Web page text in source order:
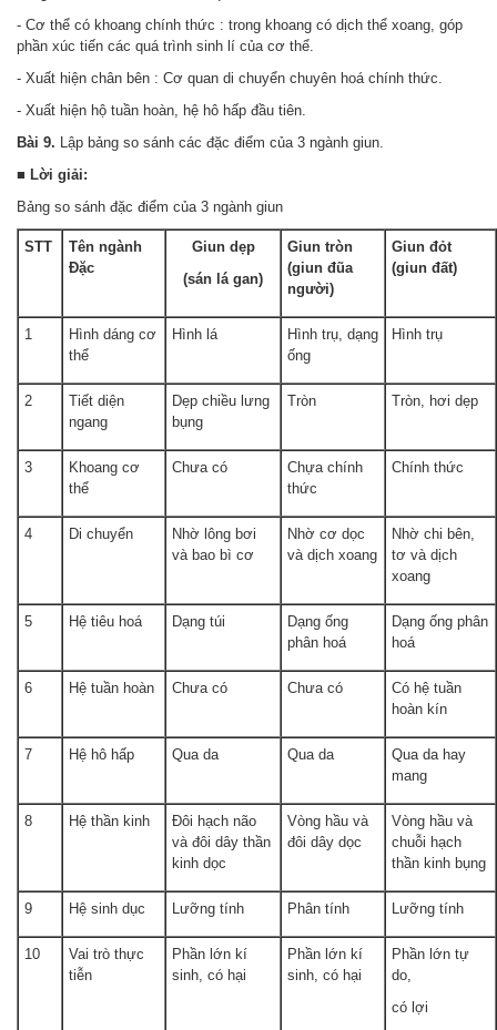
- Cơ thể có khoang chính thức : trong khoang có dịch thể xoang, góp
phần xúc tiến các quá trình sinh lí của cơ thể.
- Xuất hiện chân bên : Cơ quan di chuyển chuyên hoá chính thức.
- Xuất hiện hộ tuần hoàn, hệ hô hấp đầu tiên.
Bài 9. Lập bảng so sánh các đặc điểm của 3 ngành giun.
■ Lời giải:
Bảng so sánh đặc điểm của 3 ngành giun
STT
Tên ngành
Đặc
Giun dẹp
(sán lá gan)
Giun tròn
(giun đũa
người)
Giun đỏt
(giun đất)
1
Hình dáng cơ
thể
Hình lá
Hình trụ, dạng
ống
Hình trụ
2
Tiết diện
ngang
Dẹp chiều lưng
bụng
Tròn Tròn, hơi dẹp
3
Khoang cơ
thể
Chưa có
Chựa chính
thức
Chính thức
4 Di chuyển
Nhờ lông bơi
và bao bì cơ
Nhờ cơ dọc
và dịch xoang
Nhờ chi bên,
tơ và dịch
xoang
5 Hệ tiêu hoá Dạng túi
Dạng ống
phân hoá
Dạng ống phân
hoá
6 Hệ tuần hoàn Chưa có Chưa có
Có hệ tuần
hoàn kín
7 Hệ hô hấp Qua da Qua da
Qua da hay
mang
8 Hệ thần kinh
Đôi hạch não
và đôi dây thần
kinh dọc
Vòng hầu và
đôi dây dọc
Vòng hầu và
chuỗi hạch
thần kinh bụng
9 Hệ sinh dục Lưỡng tính Phân tính Lưỡng tính
10
Vai trò thực
tiễn
Phần lớn kí
sinh, có hại
Phần lớn kí
sinh, có hại
Phần lớn tự
do,
có lợi